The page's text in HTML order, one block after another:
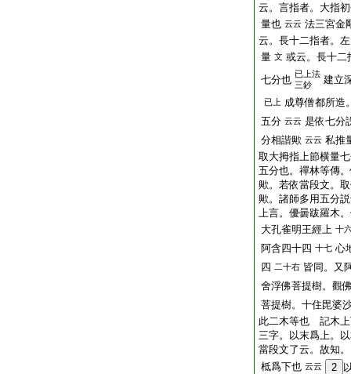
云。言指者。大指
量也 云云 法三宮金
云。長十二指者。
量 文 或云。長十二
七分也 已上法
三鈔
建立
已上 成尊僧都所造
五分 云云 是依七分
分相諧歟 云云 私推
取大拇指上節横量
五分也。禪林等傳
歟。若依當段文。
歟。諸師多用五分
上言。優曇跋羅木
大孔雀明王經上 十
阿含四十四 十七 心
四 二十右 皆同。又
舍浮佛菩提樹。觀
菩提樹。十住毘婆
此二木等也 記木上
三字。以末爲上。
當段文了云。故知
柢爲下也 云云 2